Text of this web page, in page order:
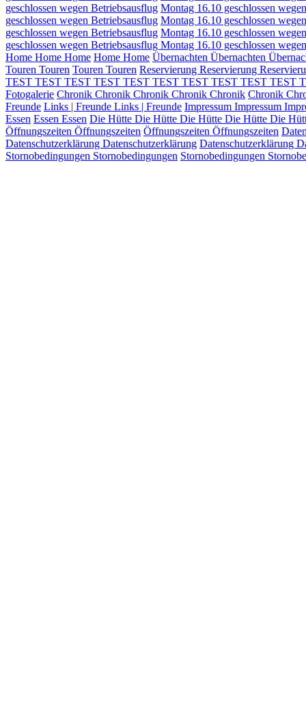
geschlossen wegen Betriebsausflug Montag 16.10 geschlossen
geschlossen wegen Betriebsausflug Montag 16.10 geschlossen
geschlossen wegen Betriebsausflug Montag 16.10 geschlossen
geschlossen wegen Betriebsausflug Montag 16.10 geschlossen
Home Home Home Home Home Übernachten Übernachten
Touren Touren Touren Touren Reservierung Reservierung
TEST TEST TEST TEST TEST TEST TEST TEST TEST TEST
Fotogalerie Chronik Chronik Chronik Chronik Chronik Chronik
Freunde Links | Freunde Links | Freunde Impressum Impressum
Essen Essen Essen Die Hütte Die Hütte Die Hütte Die Hütte Die
Öffnungszeiten Öffnungszeiten Öffnungszeiten Öffnungszeiten
Datenschutzerklärung Datenschutzerklärung Datenschutzerklärung
Stornobedingungen Stornobedingungen Stornobedingungen